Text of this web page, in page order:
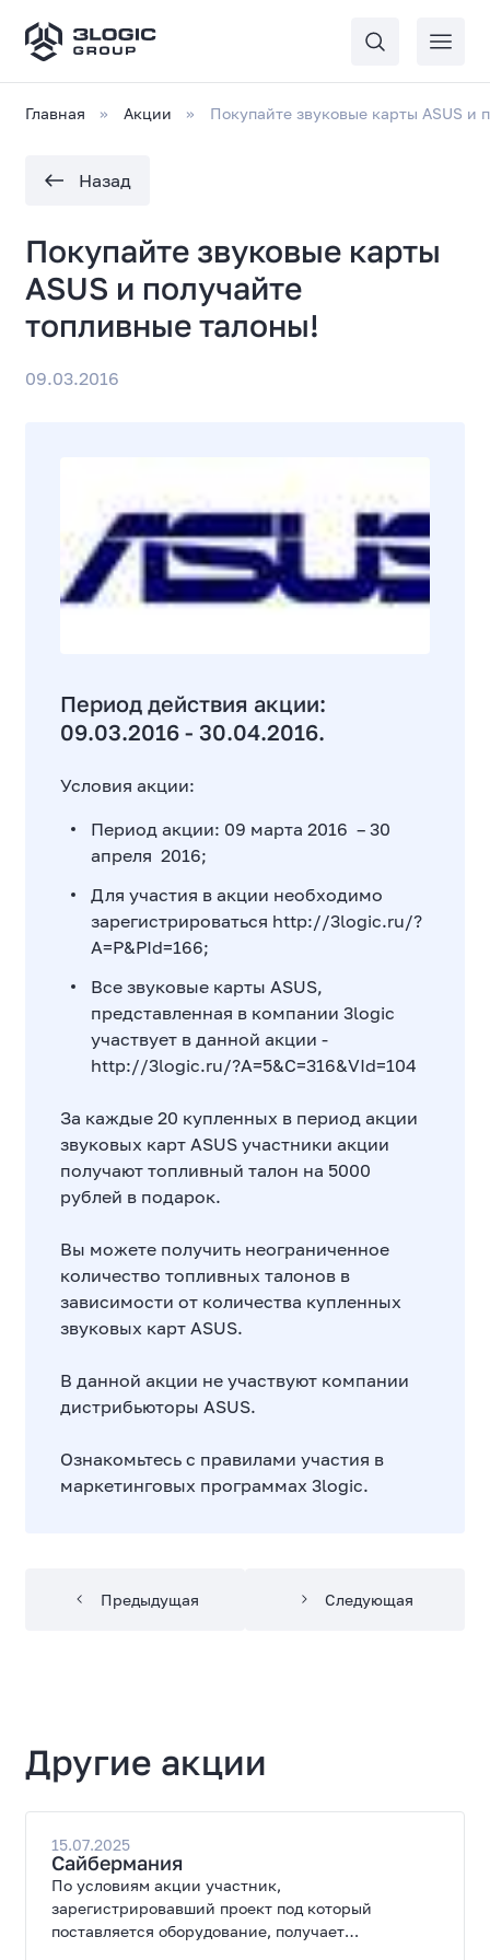
Главная Акции Покупайте звуковые карты ASUS и
Назад
Покупайте звуковые карты
ASUS и получайте
топливные талоны!
09.03.2016
Период действия акции:
09.03.2016 - 30.04.2016.
Условия акции:
Период акции: 09 марта 2016 – 30
апреля 2016;
Для участия в акции необходимо
зарегистрироваться http://3logic.ru/?
A=P&PId=166;
Все звуковые карты ASUS,
представленная в компании 3logic
участвует в данной акции -
http://3logic.ru/?A=5&C=316&VId=104
За каждые 20 купленных в период акции
звуковых карт ASUS участники акции
получают топливный талон на 5000
рублей в подарок.
Вы можете получить неограниченное
количество топливных талонов в
зависимости от количества купленных
звуковых карт ASUS.
В данной акции не участвуют компании
дистрибьюторы ASUS.
Ознакомьтесь с правилами участия в
маркетинговых программах 3logic.
Предыдущая Следующая
Другие акции
15.07.2025
Сайбермания
По условиям акции участник,
зарегистрировавший проект под который
поставляется оборудование, получает